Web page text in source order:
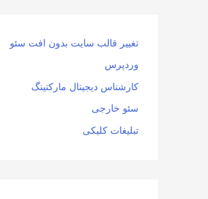
تغییر قالب سایت بدون افت سئو
وردپرس
کارشناس دیجیتال مارکتینگ
سئو خارجی
تبلیغات کلیکی